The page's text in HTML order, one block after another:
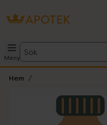
Meny
Sök
Hem
Lista: .